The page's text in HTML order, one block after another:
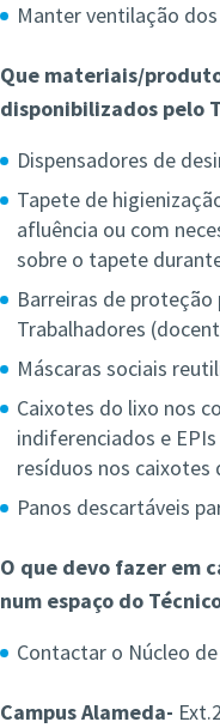
Manter ventilação
Que materiais/
disponibilizados pelo
Dispensadores de
Tapete de
afluência ou com
sobre o tapete
Barreiras de
Trabalhadores
Máscaras sociais
Caixotes do lixo nos
indiferenciados e
resíduos nos
Panos descartáveis
O que devo fazer em
num espaço do
Contactar o Núcleo
Campus Alameda-